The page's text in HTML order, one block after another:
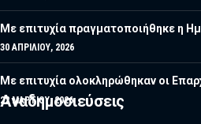
Με επιτυχία πραγματοποιήθηκε η
30 ΑΠΡΙΛΊΟΥ, 2026
Με επιτυχία ολοκληρώθηκαν οι
22 ΜΑΡΤΊΟΥ, 2026
Αναδημοσιεύσεις